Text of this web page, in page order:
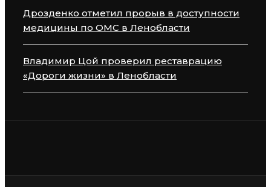
Дрозденко отметил прорыв в доступности
медицины по ОМС в Ленобласти
Владимир Цой проверил реставрацию
«Дороги жизни» в Ленобласти